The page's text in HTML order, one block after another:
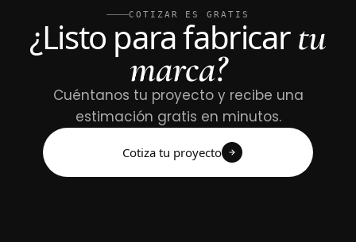
COTIZAR ES GRATIS
¿Listo para fabricartu
marca?
Cuéntanos tu proyecto y recibe una
estimación gratis en minutos.
Cotiza tu proyecto